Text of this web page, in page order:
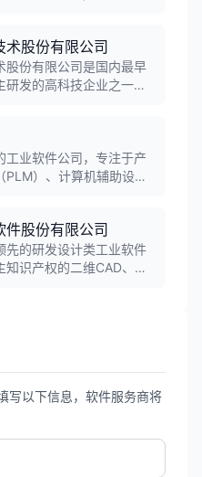
、青翼PLM等系列产品,
制造业客户,覆盖汽车、
电子等多个行业领域。
股份有限公司
股份有限公司是国内最早
研发的高科技企业之一，
的一体化智能制造解决
工业软件领导品牌和领先
案供应商。
工业软件公司，专注于产
PLM）、计算机辅助设计
PLM平台、
平台等，服务全球超过
泛应用于航空航天、汽
件股份有限公司
先的研发设计类工业软件
识产权的二维CAD、三
万，连续多年位居国
写以下信息，软件服务商将